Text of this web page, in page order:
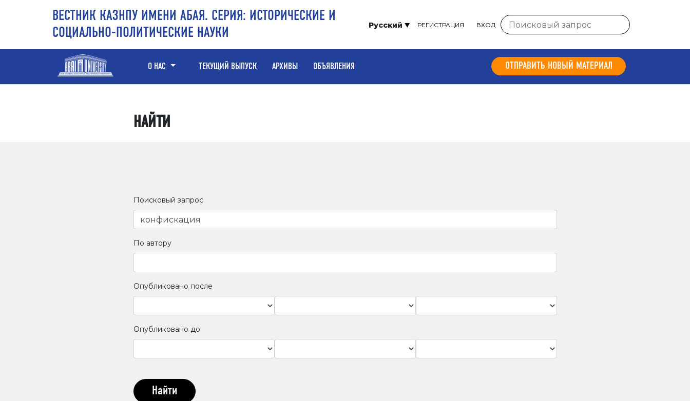
Русский РЕГИСТРАЦИЯ ВХОД
ВЕСТНИК КАЗНПУ ИМЕНИ АБАЯ. СЕРИЯ: ИСТОРИЧЕСКИЕ И
СОЦИАЛЬНО-ПОЛИТИЧЕСКИЕ НАУКИ
О НАС ТЕКУЩИЙ ВЫПУСК АРХИВЫ ОБЪЯВЛЕНИЯ ОТПРАВИТЬ НОВЫЙ МАТЕРИАЛ
НАЙТИ
Поисковый запрос
По автору
Опубликовано после
Опубликовано до
Найти